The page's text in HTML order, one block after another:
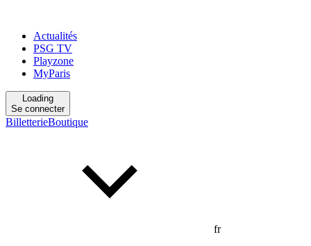
Actualités
PSG TV
Playzone
MyParis
Loading
Se connecter
BilletterieBoutique
fr